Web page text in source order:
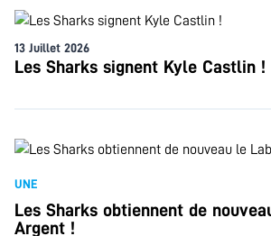
13 Juillet 2026
Les Sharks signent Kyle Castlin !
UNE
Les Sharks obtiennent de
Argent !